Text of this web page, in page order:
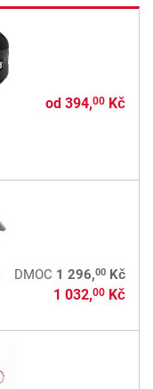
od 394,00Kč
DMOC 1 296,00Kč
1 032,00Kč